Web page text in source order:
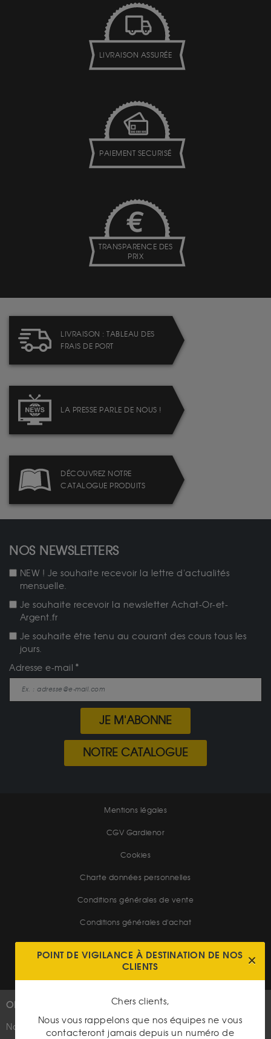
LIVRAISON ASSURÉE
PAIEMENT SECURISÉ
TRANSPARENCE DES
PRIX
LIVRAISON : TABLEAU DES
FRAIS DE PORT
LA PRESSE PARLE DE NOUS !
DÉCOUVREZ NOTRE
CATALOGUE PRODUITS
NOS NEWSLETTERS
NEW ! Je souhaite recevoir la lettre d'actualités
mensuelle.
Je souhaite recevoir la newsletter Achat-Or-et-
Argent.fr
Je souhaite être tenu au courant des cours tous les
jours.
Adresse e-mail
JE M'ABONNE
NOTRE CATALOGUE
Mentions légales
CGV Gardienor
Cookies
Charte données personnelles
Conditions générales de vente
Conditions générales d'achat
OR
Nouveautés
PLUS D'INFOS
Suivez-nous
POINT DE VIGILANCE À DESTINATION DE NOS
CLIENTS
Chers clients,
Nous vous rappelons que nos équipes ne vous
contacteront jamais depuis un numéro de